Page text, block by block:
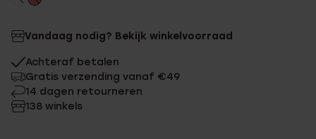
Vandaag nodig? Bekijk winkelvoorraad
Achteraf betalen
Gratis verzending vanaf €49
14 dagen retourneren
138 winkels